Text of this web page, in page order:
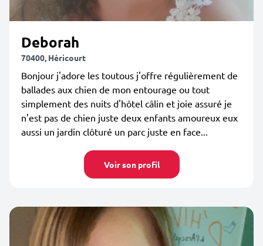
Deborah
70400, Héricourt
Bonjour j'adore les toutous j'offre régulièrement de
ballades aux chien de mon entourage ou tout
simplement des nuits d'hôtel câlin et joie assuré je
n'est pas de chien juste deux enfants amoureux eux
aussi un jardin clôturé un parc juste en face...
Voir son profil